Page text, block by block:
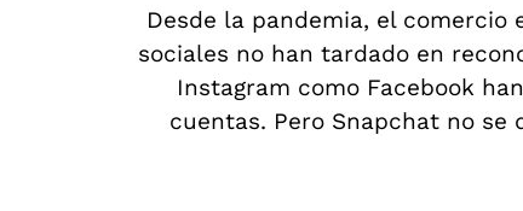
Desde la pandemia, el
sociales no han tardado en
Instagram como Facebook
cuentas. Pero Snapchat no